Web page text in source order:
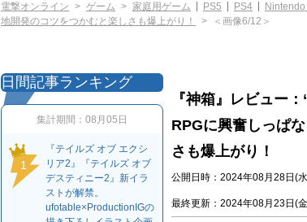
電撃オンライン ゲーム 家庭用ゲーム PS5 PS4
地開発のコツをつかむと楽しさも爆上がり！
＜画像6/12＞
『神箱』レビュー
RPGに興奮しっぱ
さも爆上がり！
公開日時：2024年08月28日(
最終更新：2024年08月23日(
日間記事ランキング
集計期間： 08月05日
1
『テイルズ オブ エクシ
リア2』『テイルズ オブ
デスティニー2』新イラ
ストが解禁。
ufotable×ProductionIGの